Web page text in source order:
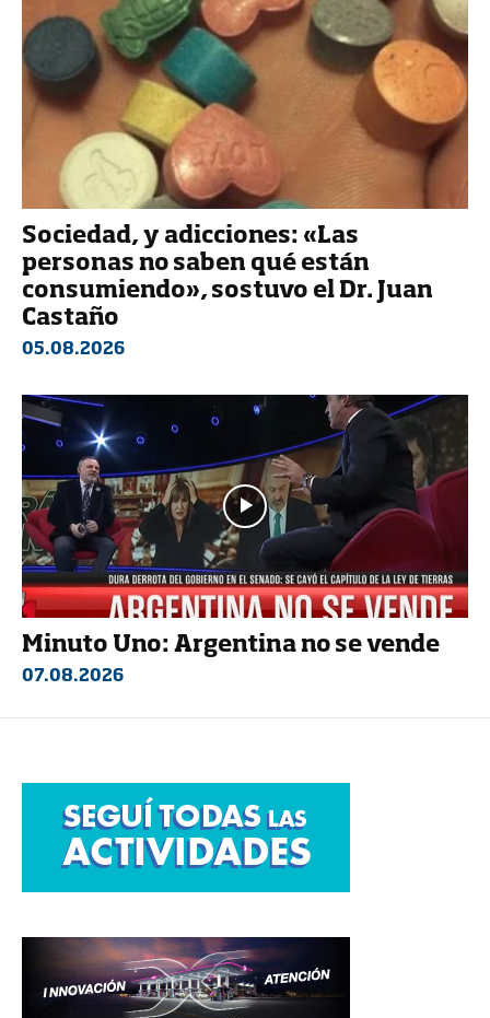
Sociedad, y adicciones: «Las
personas no saben qué están
consumiendo», sostuvo el Dr. Juan
Castaño
05.08.2026
Minuto Uno: Argentina no se vende
07.08.2026